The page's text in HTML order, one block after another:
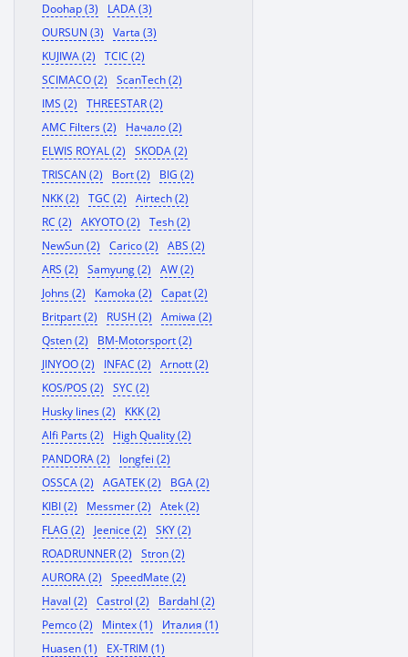
Doohap (3)
LADA (3)
OURSUN (3)
Varta (3)
KUJIWA (2)
TCIC (2)
SCIMACO (2)
ScanTech (2)
IMS (2)
THREESTAR (2)
AMC Filters (2)
Начало (2)
ELWIS ROYAL (2)
SKODA (2)
TRISCAN (2)
Bort (2)
BIG (2)
NKK (2)
TGC (2)
Airtech (2)
RC (2)
AKYOTO (2)
Tesh (2)
NewSun (2)
Carico (2)
ABS (2)
ARS (2)
Samyung (2)
AW (2)
Johns (2)
Kamoka (2)
Capat (2)
Britpart (2)
RUSH (2)
Amiwa (2)
Qsten (2)
BM-Motorsport (2)
JINYOO (2)
INFAC (2)
Arnott (2)
KOS/POS (2)
SYC (2)
Husky lines (2)
KKK (2)
Alfi Parts (2)
High Quality (2)
PANDORA (2)
longfei (2)
OSSCA (2)
AGATEK (2)
BGA (2)
KIBI (2)
Messmer (2)
Atek (2)
FLAG (2)
Jeenice (2)
SKY (2)
ROADRUNNER (2)
Stron (2)
AURORA (2)
SpeedMate (2)
Haval (2)
Castrol (2)
Bardahl (2)
Pemco (2)
Mintex (1)
Италия (1)
Huasen (1)
EX-TRIM (1)